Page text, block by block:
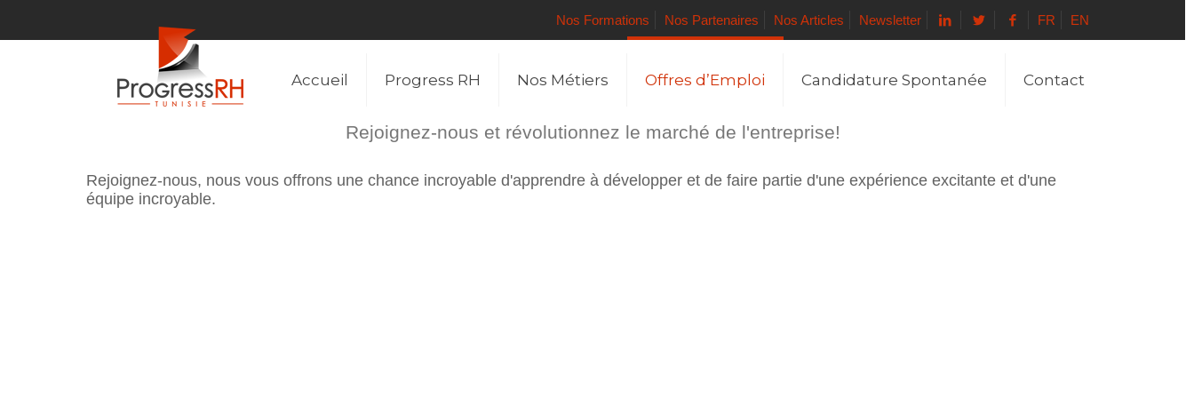
Nos Formations Nos Partenaires Nos Articles Newsletter FR EN
Accueil Progress RH Nos Métiers Offres d’Emploi Candidature Spontanée Contact
Rejoignez-nous et révolutionnez le marché de l'entreprise!
Rejoignez-nous, nous vous offrons une chance incroyable d'apprendre à développer et de faire partie d'une expérience excitante et d'une
équipe incroyable.